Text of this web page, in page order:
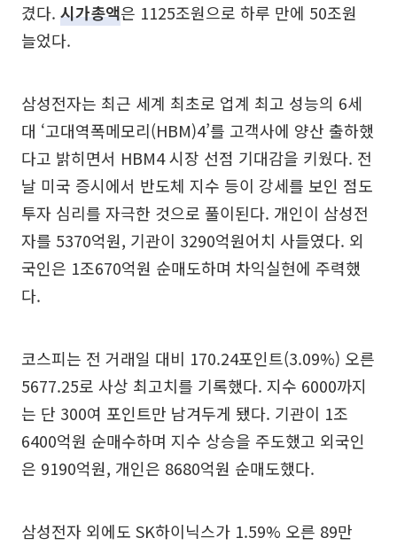
겼다. 시가총액은 1125조원으로 하루 만에 50조원
늘었다.
삼성전자는 최근 세계 최초로 업계 최고 성능의 6세
대 ‘고대역폭메모리(HBM)4’를 고객사에 양산 출하했
다고 밝히면서 HBM4 시장 선점 기대감을 키웠다. 전
날 미국 증시에서 반도체 지수 등이 강세를 보인 점도
투자 심리를 자극한 것으로 풀이된다. 개인이 삼성전
자를 5370억원, 기관이 3290억원어치 사들였다. 외
국인은 1조670억원 순매도하며 차익실현에 주력했
다.
코스피는 전 거래일 대비 170.24포인트(3.09%) 오른
5677.25로 사상 최고치를 기록했다. 지수 6000까지
는 단 300여 포인트만 남겨두게 됐다. 기관이 1조
6400억원 순매수하며 지수 상승을 주도했고 외국인
은 9190억원, 개인은 8680억원 순매도했다.
삼성전자 외에도 SK하이닉스가 1.59% 오른 89만